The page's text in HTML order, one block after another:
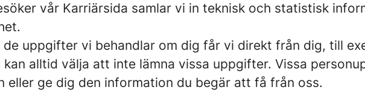
vår Karriärsida samlar vi in teknisk och statistisk
de uppgifter vi behandlar om dig får vi direkt från dig, till
alltid välja att inte lämna vissa uppgifter. Vissa
eller ge dig den information du begär att få från oss.